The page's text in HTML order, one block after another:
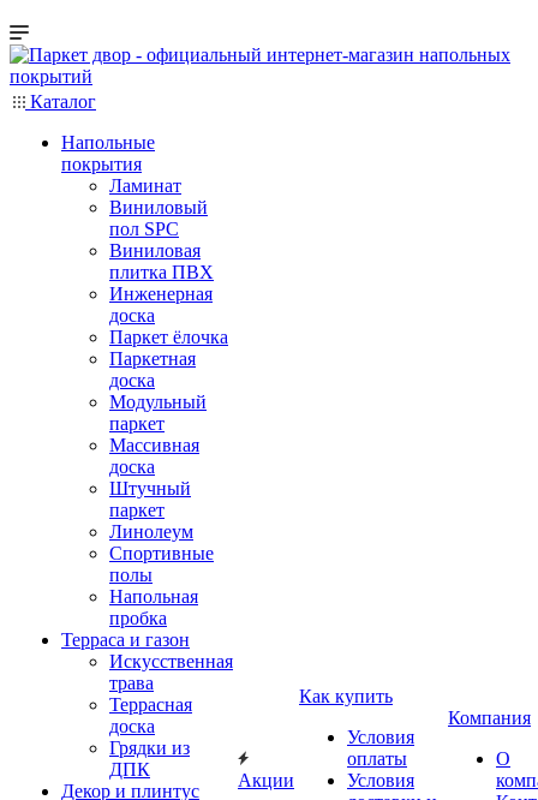
Каталог
Напольные
покрытия
Ламинат
Виниловый
пол SPC
Виниловая
плитка ПВХ
Инженерная
доска
Паркет ёлочка
Паркетная
доска
Модульный
паркет
Массивная
доска
Штучный
паркет
Линолеум
Спортивные
полы
Напольная
пробка
Терраса и газон
Искусственная
трава
Террасная
доска
Грядки из
ДПК
Декор и плинтус
Акции
Как купить
Условия
оплаты
Условия
Компания
О